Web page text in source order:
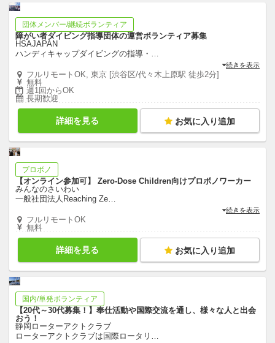
団体メンバー/継続ボランティア
障がい者ダイビング指導団体の運営ボランティア募集
HSAJAPAN
ハンディキャップダイビングの指導・
続きを表示
フルリモートOK, 東京 [渋谷区/代々木上原駅 徒歩2分]
無料
週1回からOK
長期歓迎
詳細を見る お気に入り追加
プロボノ
【オンライン参加可】 Zero-Dose Children向けプロボノワーカー
みんなのさいわい
一般社団法人Reaching Ze
続きを表示
フルリモートOK
無料
詳細を見る お気に入り追加
国内/単発ボランティア
【20代～30代募集！】奉仕活動や国際交流を通し、様々な人と出会
おう！
静岡ローターアクトクラブ
ローターアクトクラブは国際ロータリ …